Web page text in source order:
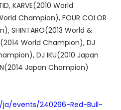
KARVE(2010 World
Champion), FOUR COLOR
SHINTARO(2013 World &
World Champion), DJ
DJ IKU(2010 Japan
Japan Champion)
events/240266-Red-Bull-